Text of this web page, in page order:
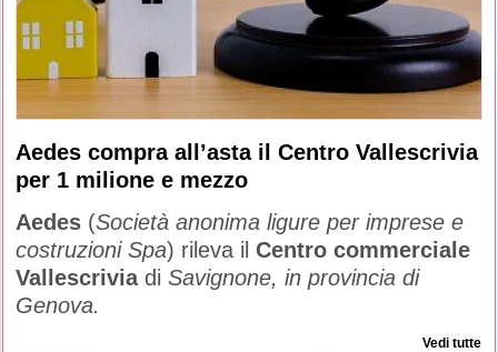
Aedes compra all’asta il Centro Vallescrivia
per 1 milione e mezzo
Aedes (Società anonima ligure per imprese e
costruzioni Spa) rileva il Centro commerciale
Vallescriviadi Savignone, in provincia di
Genova.
Vedi tutte